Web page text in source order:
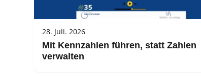
28. Juli. 2026
Mit Kennzahlen führen, statt Zahlen
verwalten